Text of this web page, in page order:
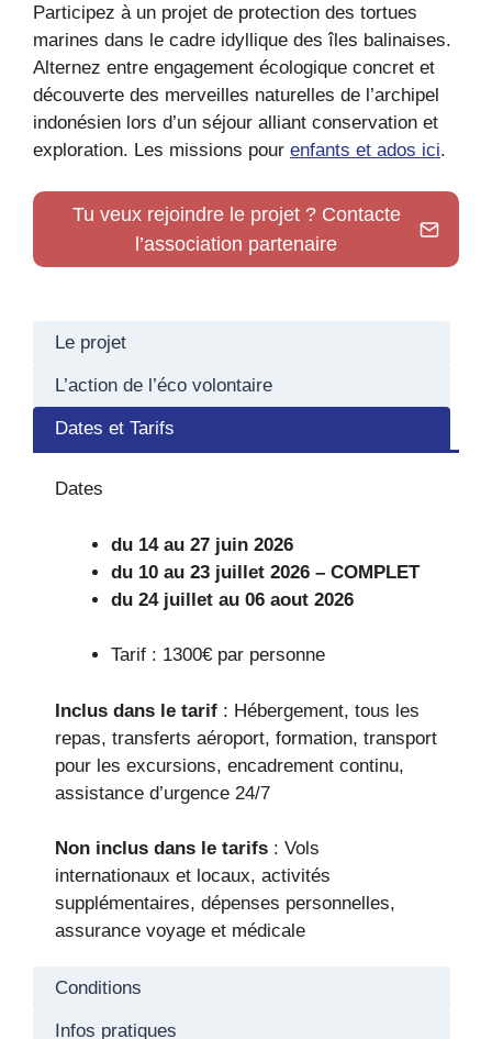
Participez à un projet de protection des tortues
marines dans le cadre idyllique des îles balinaises.
Alternez entre engagement écologique concret et
découverte des merveilles naturelles de l’archipel
indonésien lors d’un séjour alliant conservation et
exploration. Les missions pour enfants et ados ici.
Tu veux rejoindre le projet ? Contacte
l’association partenaire
Le projet
L’action de l’éco volontaire
Dates et Tarifs
Dates
du 14 au 27 juin 2026
du 10 au 23 juillet 2026 – COMPLET
du 24 juillet au 06 aout 2026
Tarif : 1300€ par personne
Inclus dans le tarif : Hébergement, tous les
repas, transferts aéroport, formation, transport
pour les excursions, encadrement continu,
assistance d’urgence 24/7
Non inclus dans le tarifs : Vols
internationaux et locaux, activités
supplémentaires, dépenses personnelles,
assurance voyage et médicale
Conditions
Infos pratiques